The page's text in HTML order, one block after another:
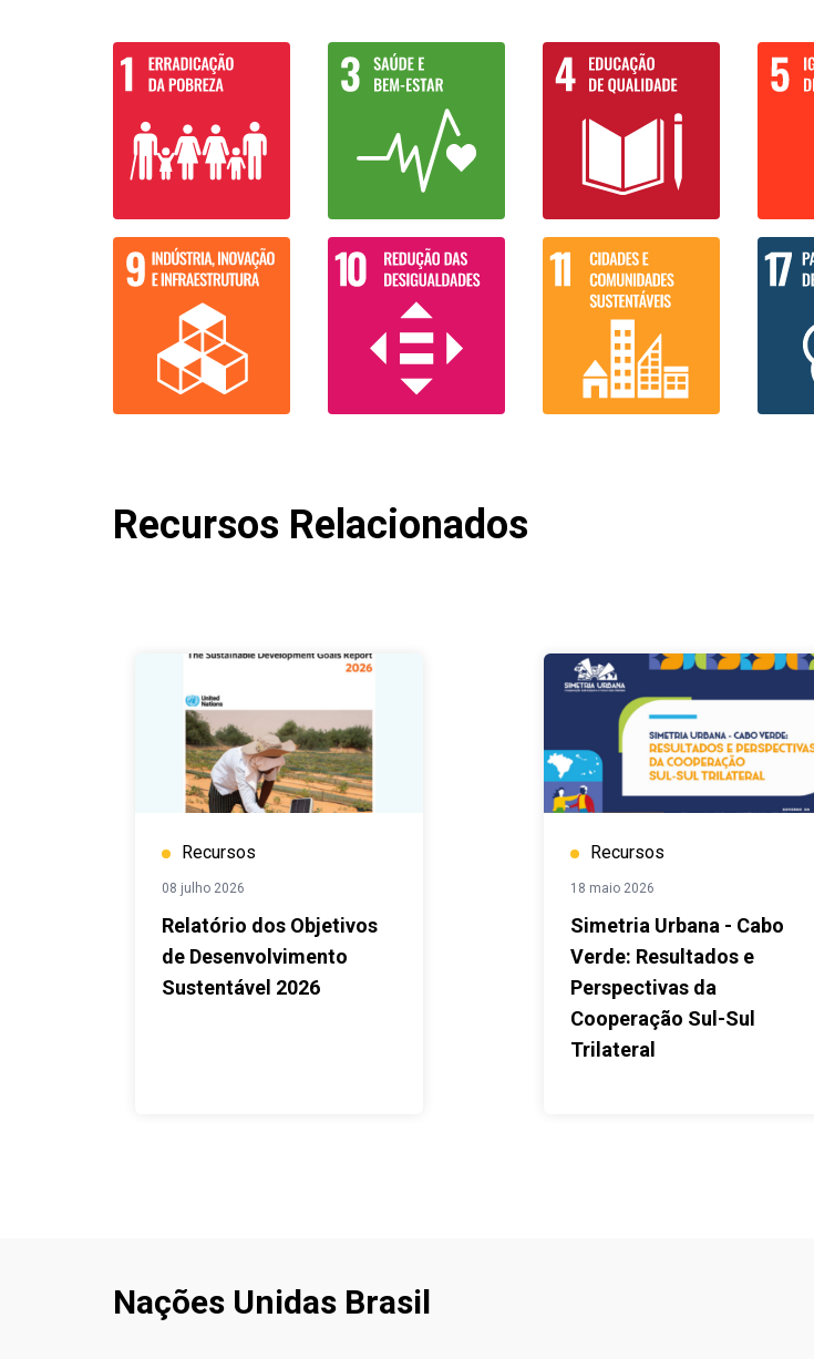
Recursos Relacionados
Recursos
08 julho 2026
Relatório dos Objetivos
de Desenvolvimento
Sustentável 2026
Recursos
18 maio 2026
Simetria Urbana - Cabo
Verde: Resultados e
Perspectivas da
Cooperação Sul-Sul
Trilateral
Nações Unidas Brasil